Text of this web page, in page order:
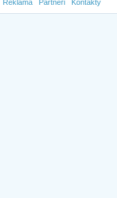
Reklama Partneři Kontakty